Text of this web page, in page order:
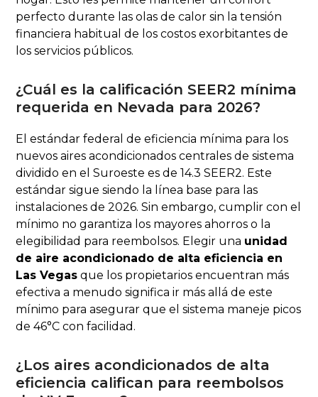
perfecto durante las olas de calor sin la tensión
financiera habitual de los costos exorbitantes de
los servicios públicos.
¿Cuál es la calificación SEER2 mínima
requerida en Nevada para 2026?
El estándar federal de eficiencia mínima para los
nuevos aires acondicionados centrales de sistema
dividido en el Suroeste es de 14.3 SEER2. Este
estándar sigue siendo la línea base para las
instalaciones de 2026. Sin embargo, cumplir con el
mínimo no garantiza los mayores ahorros o la
elegibilidad para reembolsos. Elegir una unidad
de aire acondicionado de alta eficiencia en
Las Vegas que los propietarios encuentran más
efectiva a menudo significa ir más allá de este
mínimo para asegurar que el sistema maneje picos
de 46°C con facilidad.
¿Los aires acondicionados de alta
eficiencia califican para reembolsos